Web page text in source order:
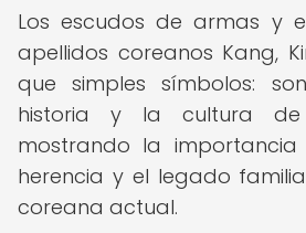
Los escudos de armas y
apellidos coreanos Kang,
que simples símbolos:
historia y la cultura de
mostrando la
herencia y el legado
coreana actual.